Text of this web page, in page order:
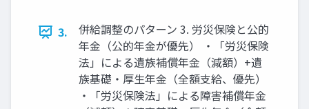
3.
併給調整のパターン 3. 労災保険と公的
年金（公的年金が優先） ・「労災保険
法」による遺族補償年金（減額）+遺
族基礎・厚生年金（全額支給、優先）
・「労災保険法」による障害補償年金